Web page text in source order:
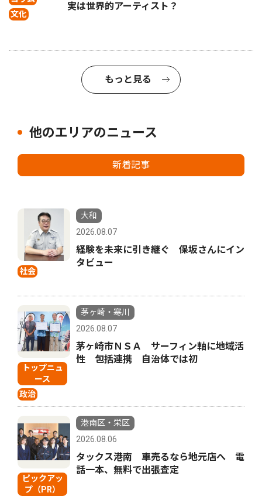
文化
実は世界的アーティスト？
もっと見る
他のエリアのニュース
新着記事
社会
大和
2026.08.07
経験を未来に引き継ぐ 保坂さんにイン
タビュー
トップニュ
ース
政治
茅ヶ崎・寒川
2026.08.07
茅ヶ崎市ＮＳＡ サーフィン軸に地域活
性 包括連携 自治体では初
ピックアッ
プ（PR）
港南区・栄区
2026.08.06
タックス港南 車売るなら地元店へ 電
話一本、無料で出張査定